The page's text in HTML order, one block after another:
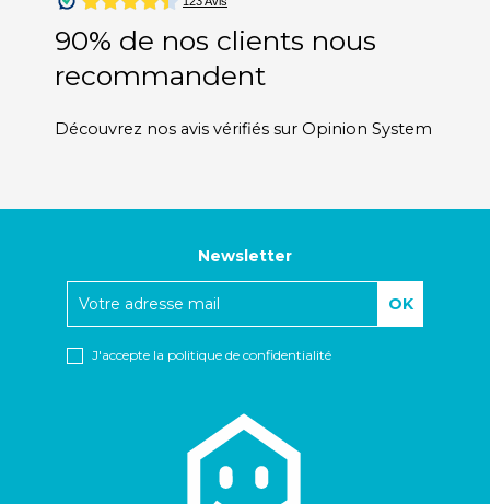
90% de nos clients nous
recommandent
Découvrez nos avis vérifiés sur Opinion System
Newsletter
J'accepte la politique de confidentialité